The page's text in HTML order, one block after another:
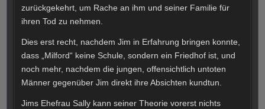
zurückgekehrt, um Rache an ihm und seiner Familie für
ihren Tod zu nehmen.
Dies erst recht, nachdem Jim in Erfahrung bringen konnte,
dass „Milford“ keine Schule, sondern ein Friedhof ist, und
noch mehr, nachdem die jungen, offensichtlich untoten
Männer gegenüber Jim direkt ihre Absichten kundtun.
Jims Ehefrau Sally kann seiner Theorie vorerst nichts